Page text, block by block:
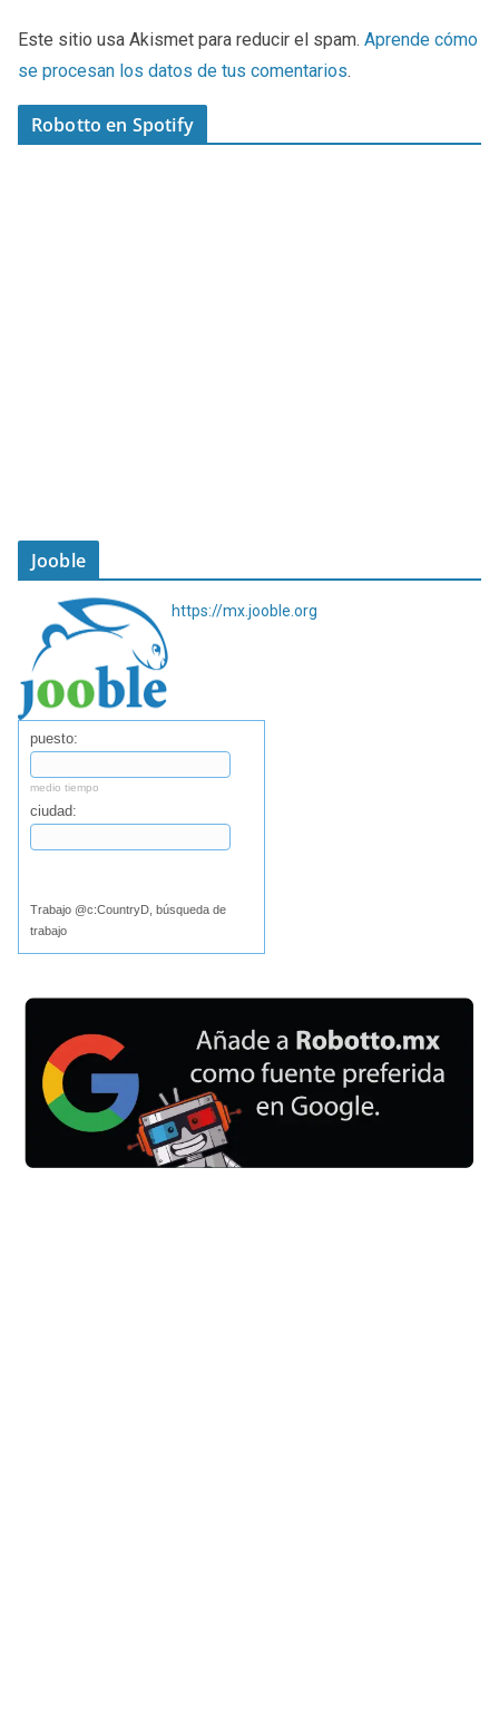
Este sitio usa Akismet para reducir el spam. Aprende cómo
se procesan los datos de tus comentarios.
Robotto en Spotify
Jooble
https://mx.jooble.org
puesto:
medio tiempo
ciudad:
Trabajo @c:CountryD, búsqueda de
trabajo